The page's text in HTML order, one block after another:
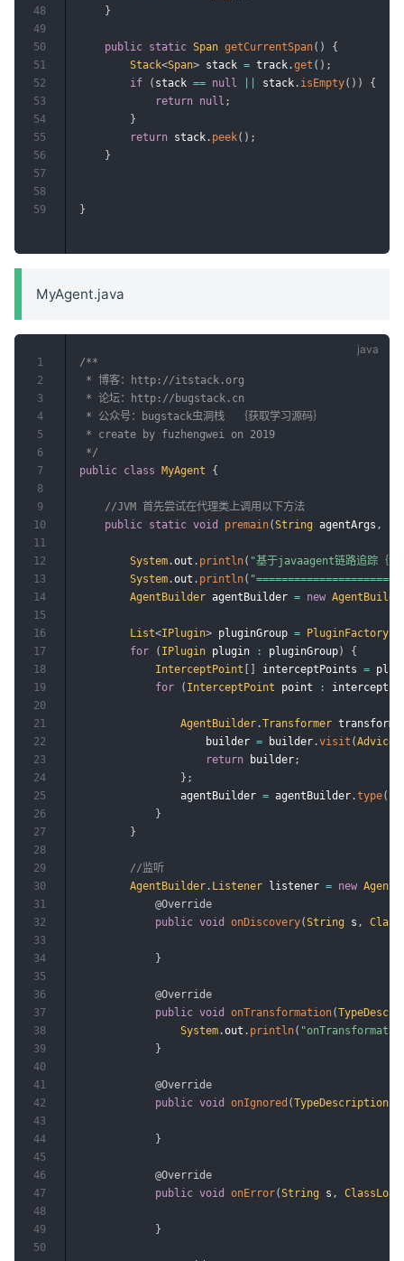
}
public static Span getCurrentSpan( )
{
Stack<Span> stack = track .get ( ) ;
if
( stack == null stack . isEmpty( ) )
{
return null ;
}
return stack . peek( ) ;
}
}
48
49
50
51
52
53
54
55
56
57
58
59
MyAgent.java
/**
* 博客：http://itstack.org
* 论坛：http://bugstack.cn
* 公众号：bugstack虫洞栈  ｛获取学习源码｝
* create by fuzhengwei on 2019
*/
public class MyAgent {
//JVM 首先尝试在代理类上调用以下方法
public static void premain(String agentArgs ,
System .out . println( "基于javaagent链路追踪｛源
System .out . println(
AgentBuilder agentBuilder = new
List<IPlugin> pluginGroup = PluginFactory
for
( IPlugin plugin : pluginGroup)
{
InterceptPoint [ ] interceptPoints =
for
( InterceptPoint point :
AgentBuilder .Transformer
                    builder
= builder .visit (Advice
return builder ;
} ;
                agentBuilder
= agentBuilder .type(
}
}
//监听
AgentBuilder . Listener listener = new
@Override
public void onDiscovery(String s ,
}
@Override
public void onTransformation(
System .out . println(
}
@Override
public void onIgnored (TypeDescription
}
@Override
public void onError(String s ,
}
1
2
3
4
5
6
7
8
9
10
11
12
13
14
15
16
17
18
19
20
21
22
23
24
25
26
27
28
29
30
31
32
33
34
35
36
37
38
39
40
41
42
43
44
45
46
47
48
49
50